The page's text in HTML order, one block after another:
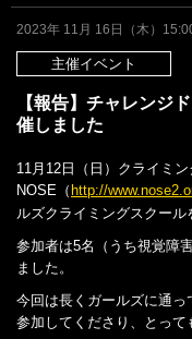
2023年 11月 16日（木）
主催イベント
【報告】チャレンジ
催しました
11月12日（日）クライミン
NOSE（ http://
ルズクライミングスクール
参加者は5名（うち視覚障
ました。
今回は長くガールズに通
参加してくださり、とって